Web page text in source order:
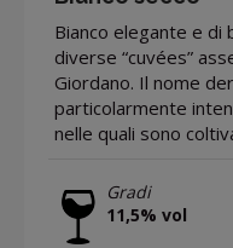
Bianco elegante e di
diverse “cuvées”
Giordano. Il nome
particolarmente
nelle quali sono
Gradi
11,5% vol